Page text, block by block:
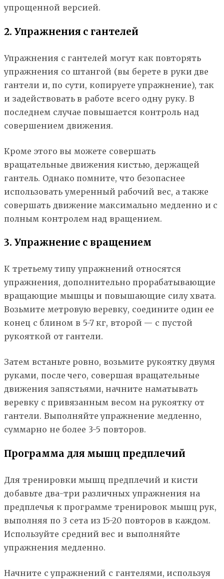
упрощенной версией.
2. Упражнения с гантелей
Упражнения с гантелей могут как повторять
упражнения со штангой (вы берете в руки две
гантели и, по сути, копируете упражнение), так
и задействовать в работе всего одну руку. В
последнем случае повышается контроль над
совершением движения.
Кроме этого вы можете совершать
вращательные движения кистью, держащей
гантель. Однако помните, что безопаснее
использовать умеренный рабочий вес, а также
совершать движение максимально медленно и с
полным контролем над вращением.
3. Упражнение с вращением
К третьему типу упражнений относятся
упражнения, дополнительно прорабатывающие
вращающие мышцы и повышающие силу хвата.
Возьмите метровую веревку, соедините один ее
конец с блином в 5-7 кг, второй — с пустой
рукояткой от гантели.
Затем встаньте ровно, возьмите рукоятку двумя
руками, после чего, совершая вращательные
движения запястьями, начните наматывать
веревку с привязанным весом на рукоятку от
гантели. Выполняйте упражнение медленно,
суммарно не более 3-5 повторов.
Программа для мышц предплечий
Для тренировки мышц предплечий и кисти
добавьте два-три различных упражнения на
предплечья к программе тренировок мышц рук,
выполняя по 3 сета из 15-20 повторов в каждом.
Используйте средний вес и выполняйте
упражнения медленно.
Начните с упражнений с гантелями, используя